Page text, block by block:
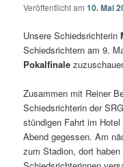
Veröffentlicht am10. Mai
Unsere Schiedsrichterin
Schiedsrichtern am 9.
Pokalfinale
Zusammen mit Reiner
Schiedsrichterin der
stündigen Fahrt im
Abend gegessen. Am
zum Stadion, dort